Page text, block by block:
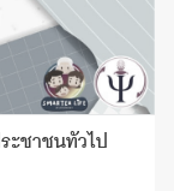
ะชาชนทั่วไป